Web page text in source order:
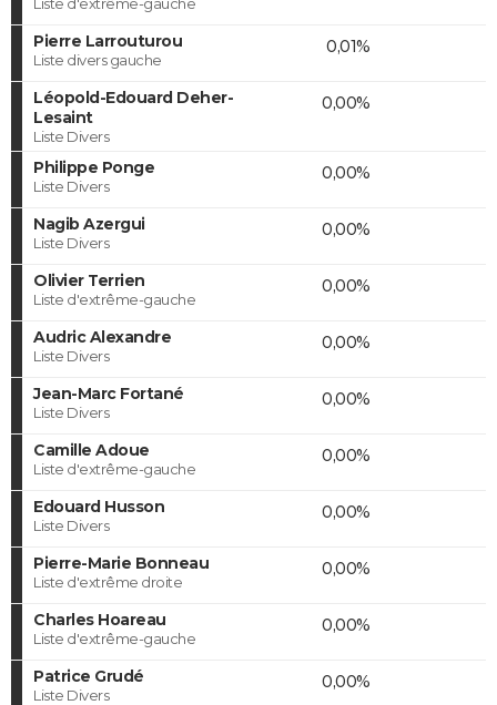
Pierre Larrouturou
Liste divers gauche
0,01%
Léopold-Edouard Deher-
Lesaint
Liste Divers
0,00%
Philippe Ponge
Liste Divers
0,00%
Nagib Azergui
Liste Divers
0,00%
Olivier Terrien
Liste d'extrême-gauche
0,00%
Audric Alexandre
Liste Divers
0,00%
Jean-Marc Fortané
Liste Divers
0,00%
Camille Adoue
Liste d'extrême-gauche
0,00%
Edouard Husson
Liste Divers
0,00%
Pierre-Marie Bonneau
Liste d'extrême droite
0,00%
Charles Hoareau
Liste d'extrême-gauche
0,00%
Patrice Grudé
Liste Divers
0,00%